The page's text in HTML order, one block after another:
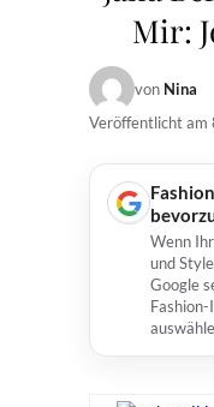
Mir:
von Nina
Veröffentlicht am
Wenn
und
Google